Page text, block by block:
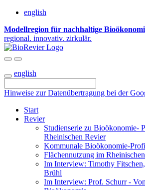
english
Modellregion für nachhaltige
regional. innovativ. zirkulär.
english
Hinweise zur Datenübertragung bei der
Start
Revier
Studienserie zu Bioökonomie-
Rheinischen Revier
Kommunale Bioökonomie-
Flächennutzung im
Im Interview: Timothy
Brühl
Im Interview: Prof. Schurr -